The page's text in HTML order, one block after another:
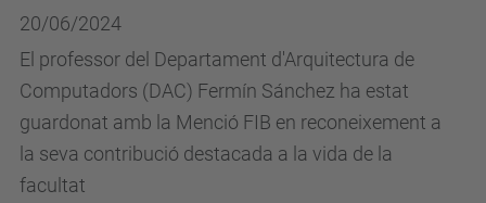
20/06/2024
El professor del Departament d'Arquitectura de
Computadors (DAC) Fermín Sánchez ha estat
guardonat amb la Menció FIB en reconeixement a
la seva contribució destacada a la vida de la
facultat